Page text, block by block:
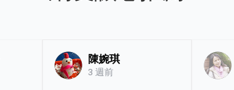
陳婉琪
3 週前